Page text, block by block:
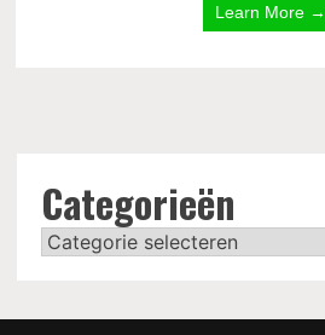
Learn More →
Categorieën
Categorieën